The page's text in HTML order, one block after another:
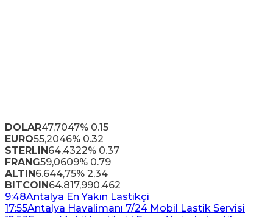
DOLAR47,7047% 0.15
EURO55,2046% 0.32
STERLIN64,4322% 0.37
FRANG59,0609% 0.79
ALTIN6.644,75% 2,34
BITCOIN64.817,990.462
9:48Antalya En Yakın Lastikçi
17:55Antalya Havalimanı 7/24 Mobil Lastik Servisi